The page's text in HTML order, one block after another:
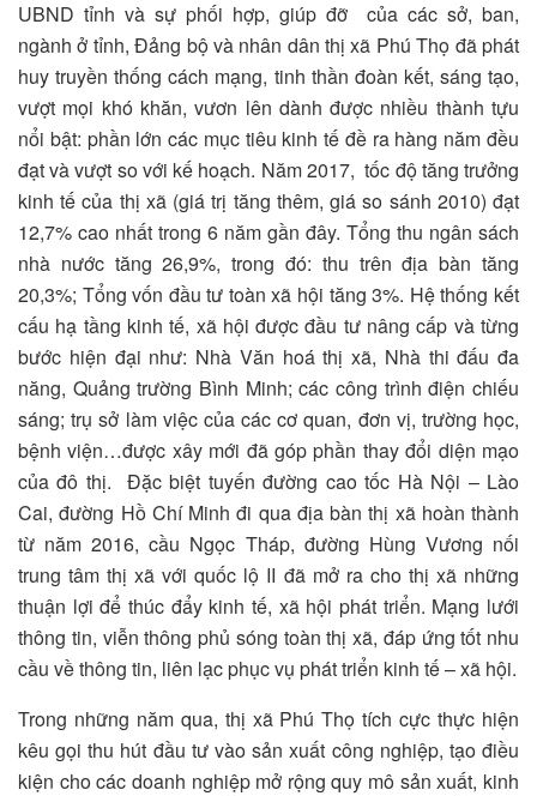
UBND tỉnh và sự phối hợp, giúp đỡ của các sở, ban,
ngành ở tỉnh, Đảng bộ và nhân dân thị xã Phú Thọ đã phát
huy truyền thống cách mạng, tinh thần đoàn kết, sáng tạo,
vượt mọi khó khăn, vươn lên dành được nhiều thành tựu
nổi bật: phần lớn các mục tiêu kinh tế đề ra hàng năm đều
đạt và vượt so với kế hoạch. Năm 2017, tốc độ tăng trưởng
kinh tế của thị xã (giá trị tăng thêm, giá so sánh 2010) đạt
12,7% cao nhất trong 6 năm gần đây. Tổng thu ngân sách
nhà nước tăng 26,9%, trong đó: thu trên địa bàn tăng
20,3%; Tổng vốn đầu tư toàn xã hội tăng 3%. Hệ thống kết
cấu hạ tầng kinh tế, xã hội được đầu tư nâng cấp và từng
bước hiện đại như: Nhà Văn hoá thị xã, Nhà thi đấu đa
năng, Quảng trường Bình Minh; các công trình điện chiếu
sáng; trụ sở làm việc của các cơ quan, đơn vị, trường học,
bệnh viện…được xây mới đã góp phần thay đổi diện mạo
của đô thị. Đặc biệt tuyến đường cao tốc Hà Nội – Lào
Cai, đường Hồ Chí Minh đi qua địa bàn thị xã hoàn thành
từ năm 2016, cầu Ngọc Tháp, đường Hùng Vương nối
trung tâm thị xã với quốc lộ II đã mở ra cho thị xã những
thuận lợi để thúc đẩy kinh tế, xã hội phát triển. Mạng lưới
thông tin, viễn thông phủ sóng toàn thị xã, đáp ứng tốt nhu
cầu về thông tin, liên lạc phục vụ phát triển kinh tế – xã hội.
Trong những năm qua, thị xã Phú Thọ tích cực thực hiện
kêu gọi thu hút đầu tư vào sản xuất công nghiệp, tạo điều
kiện cho các doanh nghiệp mở rộng quy mô sản xuất, kinh